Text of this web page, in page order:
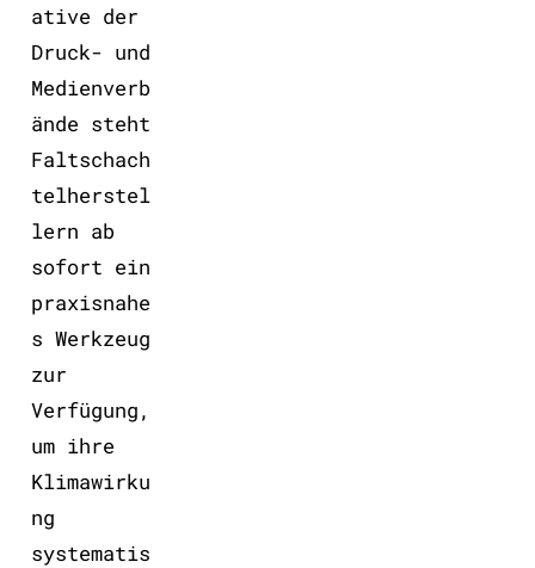
ative der
Druck- und
Medienverb
ände steht
Faltschach
telherstel
lern ab
sofort ein
praxisnahe
s Werkzeug
zur
Verfügung,
um ihre
Klimawirku
ng
systematis